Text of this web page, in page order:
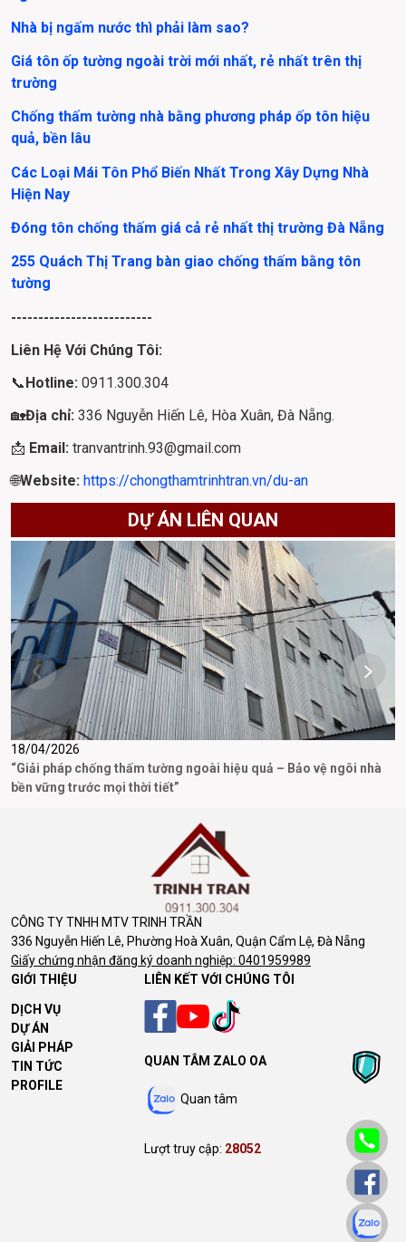
Nhà bị ngấm nước thì phải làm sao?
Giá tôn ốp tường ngoài trời mới nhất, rẻ nhất trên thị
trường
Chống thấm tường nhà bằng phương pháp ốp tôn hiệu
quả, bền lâu
Các Loại Mái Tôn Phổ Biến Nhất Trong Xây Dựng Nhà
Hiện Nay
Đóng tôn chống thấm giá cả rẻ nhất thị trường Đà Nẵng
255 Quách Thị Trang bàn giao chống thấm bằng tôn
tường
--------------------------
Liên Hệ Với Chúng Tôi:
📞 Hotline: 0911.300.304
🏡Địa chỉ: 336 Nguyễn Hiến Lê, Hòa Xuân, Đà Nẵng.
📩 Email: tranvantrinh.93@gmail.com
🌐Website: https://chongthamtrinhtran.vn/du-an
DỰ ÁN LIÊN QUAN
18/04/2026
“Giải pháp chống thấm tường ngoài hiệu quả – Bảo vệ ngôi nhà
bền vững trước mọi thời tiết”
CÔNG TY TNHH MTV TRINH TRẦN
336 Nguyễn Hiến Lê, Phường Hoà Xuân, Quận Cẩm Lệ, Đà Nẵng
Giấy chứng nhận đăng ký doanh nghiệp: 0401959989
GIỚI THIỆU
DỊCH VỤ
DỰ ÁN
GIẢI PHÁP
TIN TỨC
PROFILE
LIÊN KẾT VỚI CHÚNG TÔI
QUAN TÂM ZALO OA
Quan tâm
Lượt truy cập: 28052